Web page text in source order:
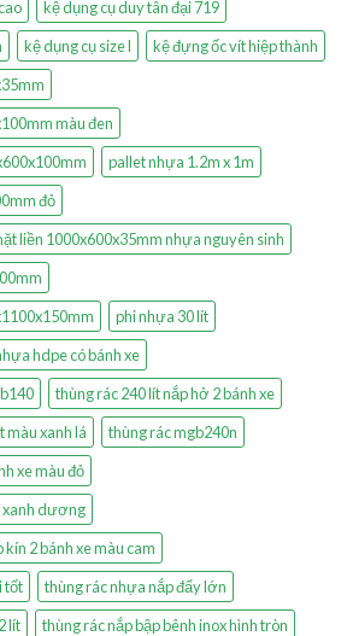
kệ dụng cụ duy tân đại 719
kệ dụng cụ size l
kệ đựng ốc vít hiệp thành
màu đen
pallet nhựa 1.2m x 1m
đỏ
liền 1000x600x35mm nhựa nguyên sinh
phi nhựa 30 lít
hdpe có bánh xe
thùng rác 240 lít nắp hở 2 bánh xe
màu xanh lá
thùng rác mgb240n
xe màu đỏ
xanh dương
2 bánh xe màu cam
tốt
thùng rác nhựa nắp đẩy lớn
lít
thùng rác nắp bập bênh inox hình tròn